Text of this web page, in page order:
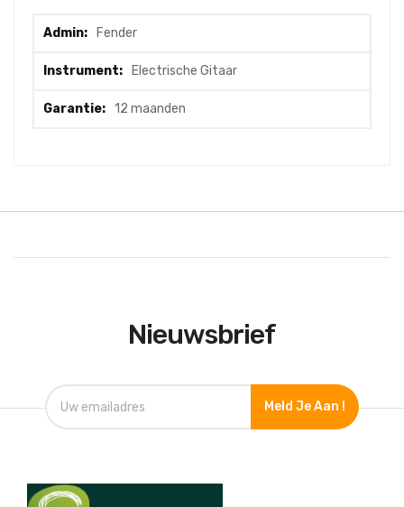
informatie
Fender
Electrische Gitaar
12 maanden
Nieuwsbrief
Meld Je Aan !